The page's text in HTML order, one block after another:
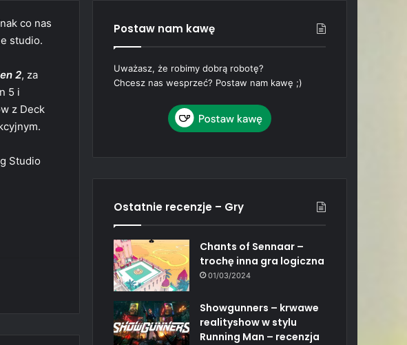
co nas
studio.
2, za
5 i
z Deck
Studio
Postaw nam kawę
Uważasz, że robimy dobrą robotę?
Chcesz nas wesprzeć? Postaw nam kawę ;)
Ostatnie recenzje – Gry
Chants of Sennaar –
trochę inna gra logiczna
01/03/2024
Showgunners – krwawe
realityshow w stylu
Running Man – recenzja